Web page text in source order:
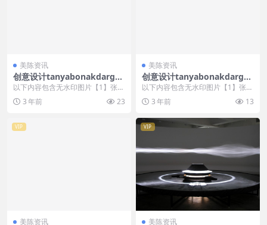
美陈资讯
创意设计tanyabonakdargall
ery美陈创意 (2902)
以下内容包含无水印图片【1】张
，开通会员无障碍浏览 开通VIP会
员 3 年前 23
美陈资讯
创意设计tanyabonakdargall
ery美陈创意 (447)
以下内容包含无水印图片【1】张
，开通会员无障碍浏览 开通VIP会
员 3 年前 13
VIP
美陈资讯
VIP
美陈资讯